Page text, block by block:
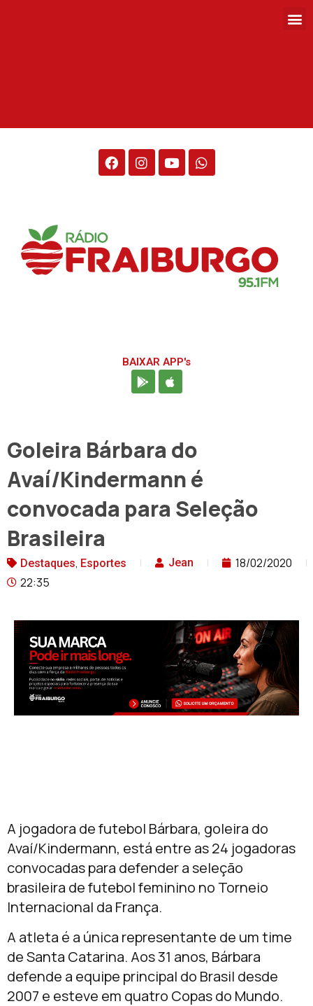
BAIXAR APP's
Goleira Bárbara do
Avaí/Kindermann é
convocada para Seleção
Brasileira
Destaques, Esportes Jean
18/02/2020
22:35
A jogadora de futebol Bárbara, goleira do
Avaí/Kindermann, está entre as 24 jogadoras
convocadas para defender a seleção
brasileira de futebol feminino no Torneio
Internacional da França.
A atleta é a única representante de um time
de Santa Catarina. Aos 31 anos, Bárbara
defende a equipe principal do Brasil desde
2007 e esteve em quatro Copas do Mundo.